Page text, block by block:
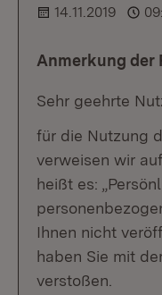
14.11.2019
Anmerkung der
Sehr geehrte
für die Nutzung
verweisen wir
heißt es:
Ihnen nicht
haben Sie mit
verstoßen.